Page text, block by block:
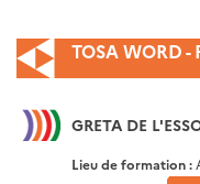
TOSA WORD -
GRETA DE
Lieu de formation :